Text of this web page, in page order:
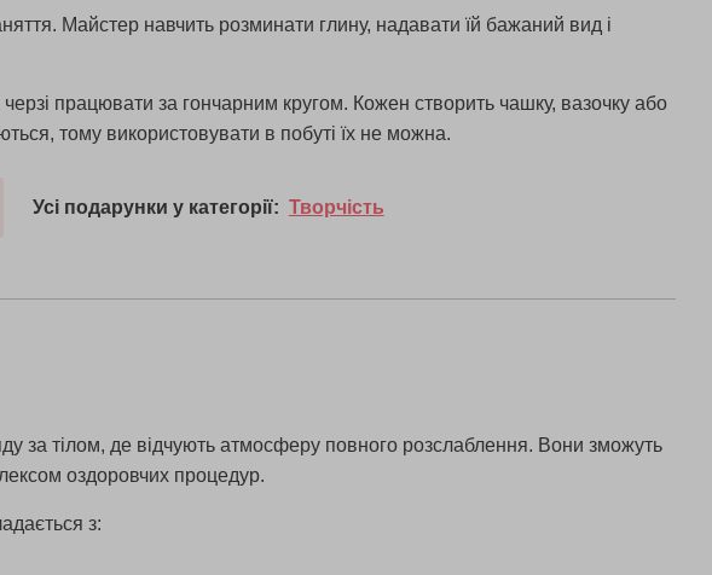
Майстер навчить розминати глину, надавати їй бажаний вид і
черзі працювати за гончарним кругом. Кожен створить чашку, вазочку або
тому використовувати в побуті їх не можна.
Усі подарунки у категорії: Творчість
за тілом, де відчують атмосферу повного розслаблення. Вони зможуть
оздоровчих процедур.
з: